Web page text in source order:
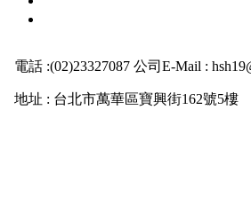
電話 :(02)23327087 公司E-Mail :
地址 : 台北市萬華區寶興街162號5樓